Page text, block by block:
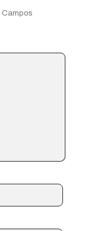
Campos